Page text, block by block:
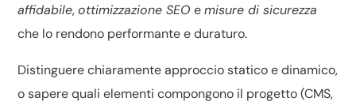
affidabile,ottimizzazione SEO emisure di sicurezza
che lo rendono performante e duraturo.
Distinguere chiaramenteapproccio statico e dinamico,
o saperequali elementi compongono il progetto(CMS,